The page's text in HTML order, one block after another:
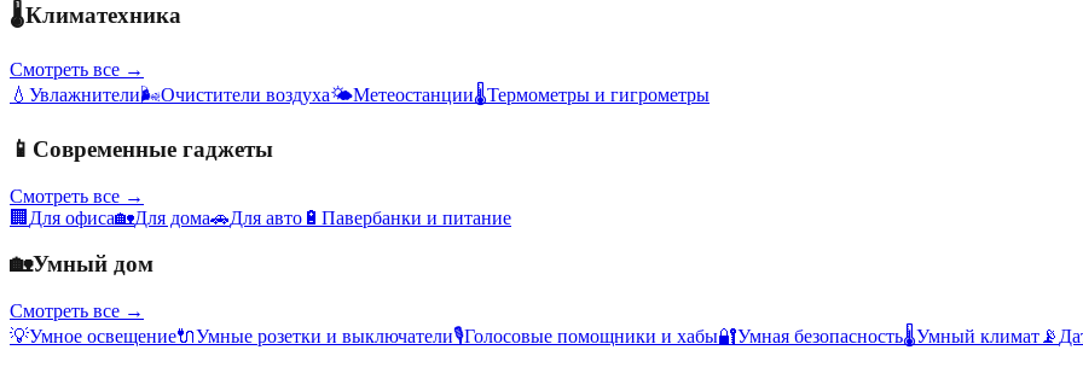
🌡️Климатехника
Смотреть все →
💧 Увлажнители🌬️Очистители воздуха🌤️Метеостанции🌡️Термометры и гигрометры
📱 Современные гаджеты
Смотреть все →
🏢 Для офиса🏡Для дома🚗Для авто 🔋 Павербанки и питание
🏡Умный дом
Смотреть все →
💡Умное освещение🔌Умные розетки и выключатели🎙️Голосовые помощники и хабы🔐Умная безопасность🌡️Умный климат 📡